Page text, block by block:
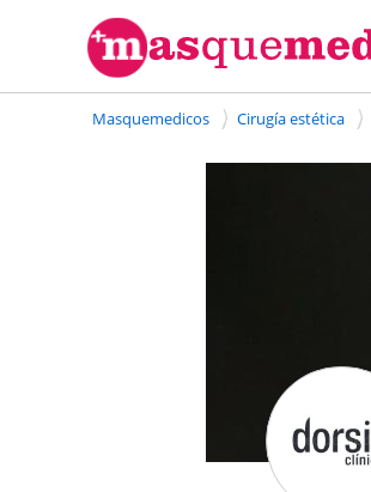
Masquemedicos Cirugía estética